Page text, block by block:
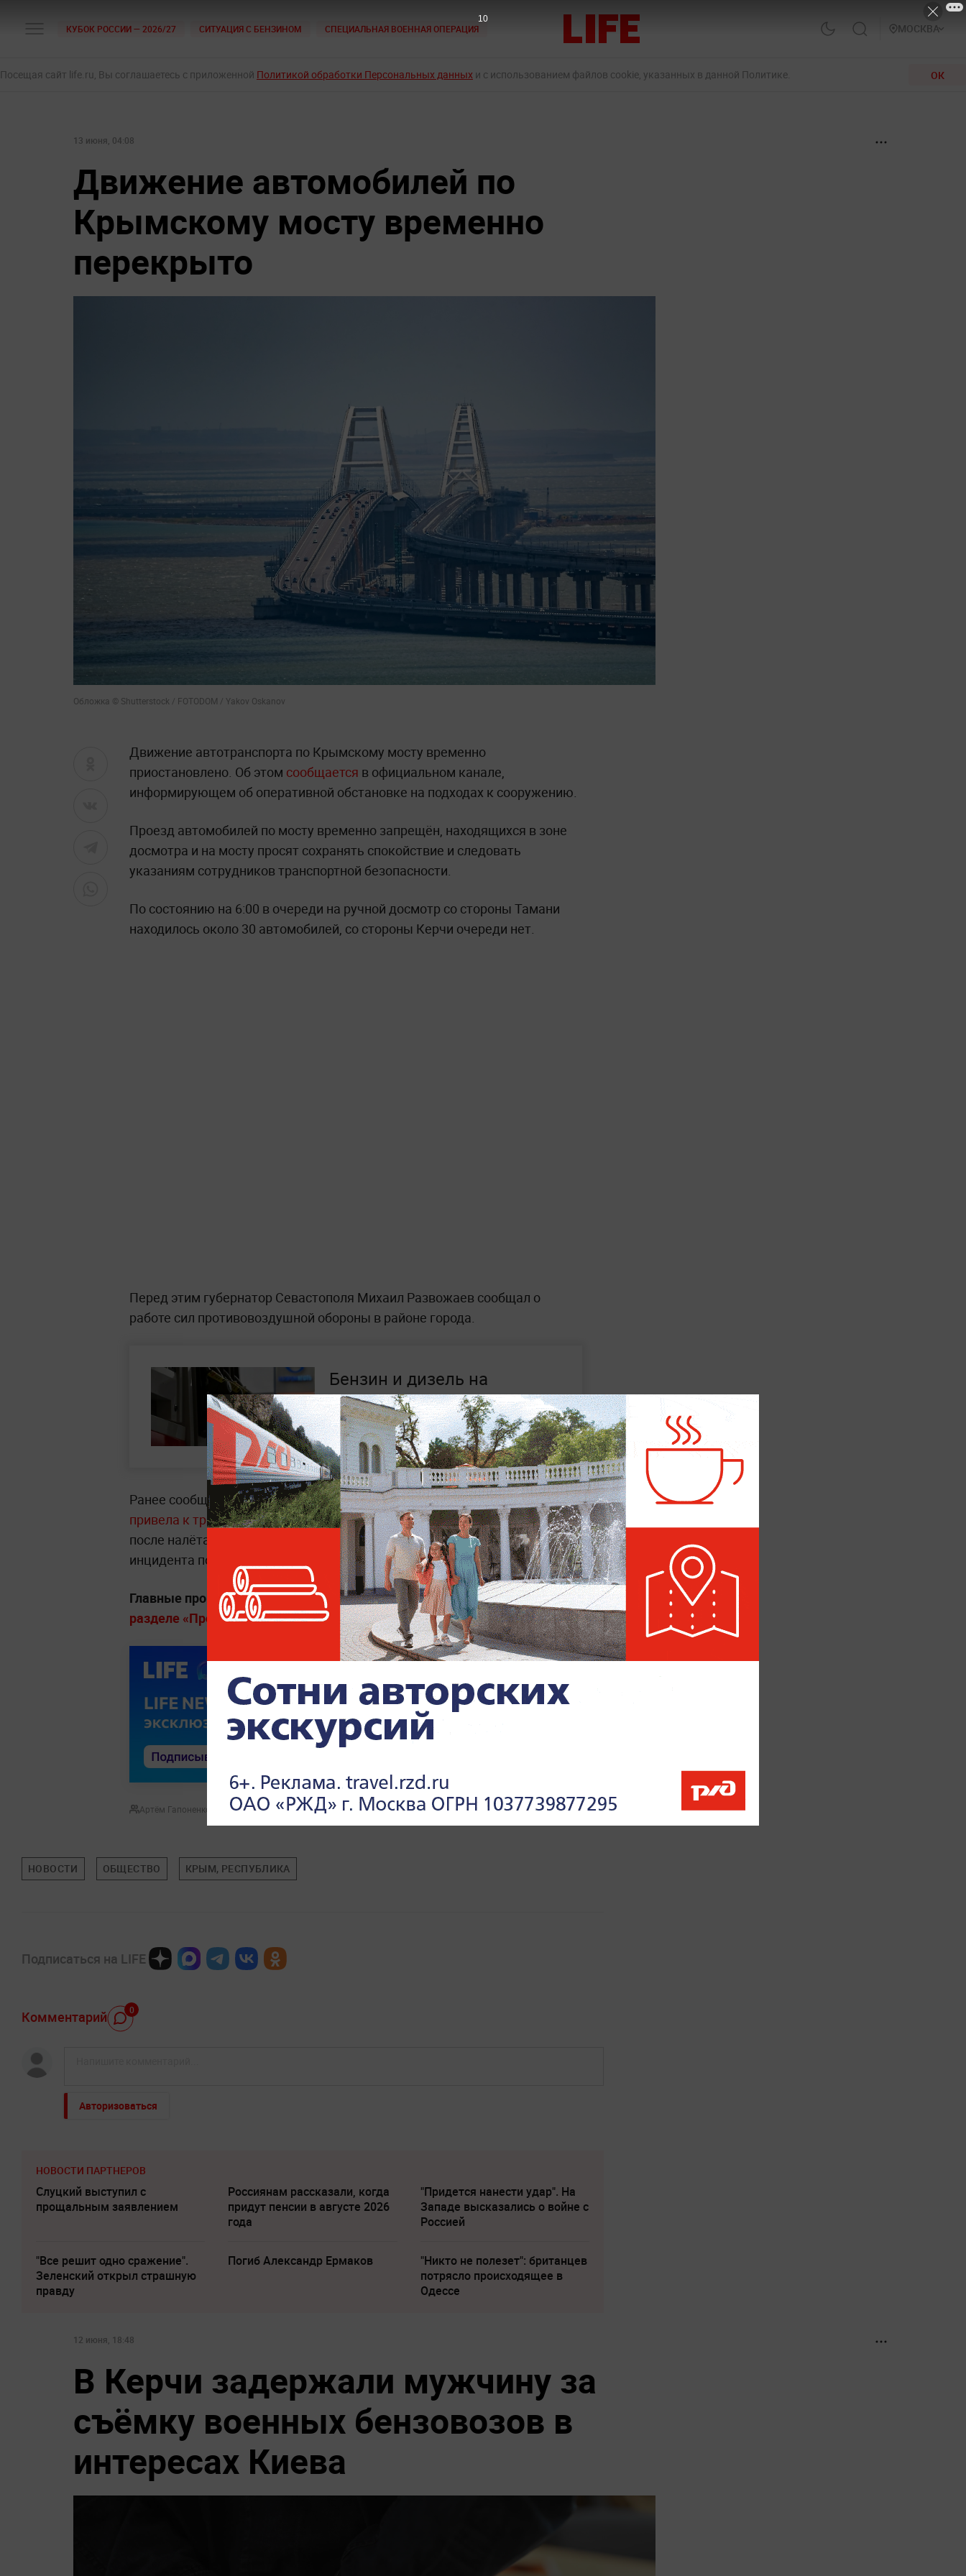
КУБОК РОССИИ — 2026/27 СИТУАЦИЯ С БЕНЗИНОМ СПЕЦИАЛЬНАЯ ВОЕННАЯ ОПЕРАЦИЯ МОСКВА
Посещая сайт life.ru, Вы соглашаетесь с приложенной Политикой обработки Персональных данных и с использованием файлов cookie, указанных в данной Политике. ОК
13 июня, 04:08
Движение автомобилей по
Крымскому мосту временно
перекрыто
Обложка © Shutterstock / FOTODOM / Yakov Oskanov
Движение автотранспорта по Крымскому мосту временно
приостановлено. Об этом сообщается в официальном канале,
информирующем об оперативной обстановке на подходах к сооружению.
Проезд автомобилей по мосту временно запрещён, находящихся в зоне
досмотра и на мосту просят сохранять спокойствие и следовать
указаниям сотрудников транспортной безопасности.
По состоянию на 6:00 в очереди на ручной досмотр со стороны Тамани
находилось около 30 автомобилей, со стороны Керчи очереди нет.
Перед этим губернатор Севастополя Михаил Развожаев сообщал о
работе сил противовоздушной обороны в районе города.
Бензин и дизель на
автозаправках в Крыму
станут дешевле
Ранее сообщалось, чтоочередная атака украинских беспилотников
привела к трагедии в Темрюкском районе Краснодарского края.Там
после налёта БПЛА начался пожар на морском терминале. В результате
инцидента погиб один человек.
Главные происшествия, пожары, аварии и спасательные операции —в
разделе «Происшествия» на Life.ru.
Артём Гапоненко
НОВОСТИ ОБЩЕСТВО КРЫМ, РЕСПУБЛИКА
Подписаться на LIFE
Комментарий 0
Авторизоваться
НОВОСТИ ПАРТНЕРОВ
Слуцкий выступил с
прощальным заявлением
Россиянам рассказали, когда
придут пенсии в августе 2026
года
"Придется нанести удар". На
Западе высказались о войне с
Россией
"Все решит одно сражение".
Зеленский открыл страшную
правду
Погиб Александр Ермаков
"Никто не полезет": британцев
потрясло происходящее в
Одессе
12 июня, 18:48
В Керчи задержали мужчину за
съёмку военных бензовозов в
интересах Киева
9